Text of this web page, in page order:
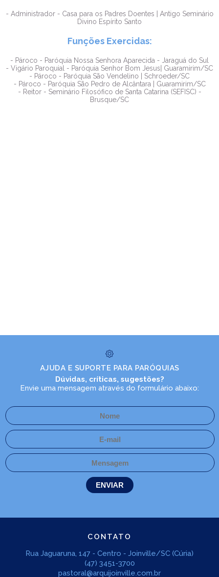
- Administrador - Casa para os Padres Doentes | Antigo Seminário
Divino Espírito Santo
Funções Exercidas:
- Pároco - Paróquia Nossa Senhora Aparecida - Jaraguá do Sul
- Vigário Paroquial - Paróquia Senhor Bom Jesus| Guaramirim/SC
- Pároco - Paróquia São Vendelino | Schroeder/SC
- Pároco - Paróquia São Pedro de Alcântara | Guaramirim/SC
- Reitor - Seminário Filosófico de Santa Catarina (SEFISC) -
Brusque/SC
AJUDA E SUPORTE PARA PARÓQUIAS
Dúvidas, críticas, sugestões?
Envie uma mensagem através do formulário abaixo:
CONTATO
Rua Jaguaruna, 147 - Centro - Joinville/SC (Cúria)
(47) 3451-3700
pastoral@arquijoinville.com.br